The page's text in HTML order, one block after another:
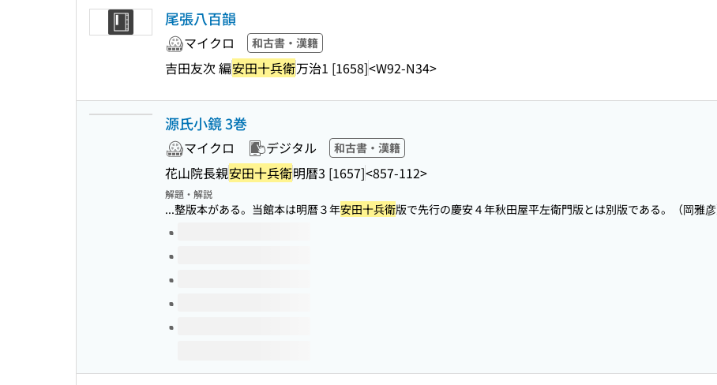
尾張八百韻
マイクロ 和古書・漢籍
吉田友次 編安田十兵衛万治1 [1658]<W92-N34>
源氏小鏡 3巻
マイクロ デジタル 和古書・漢籍
花山院長親安田十兵衛明暦3 [1657]<857-112>
解題・解説
...整版本がある。当館本は明暦３年安田十兵衛版で先行の慶安４年秋田屋平左衛門版とは別版である。（岡雅彦
このタイトルの巻号